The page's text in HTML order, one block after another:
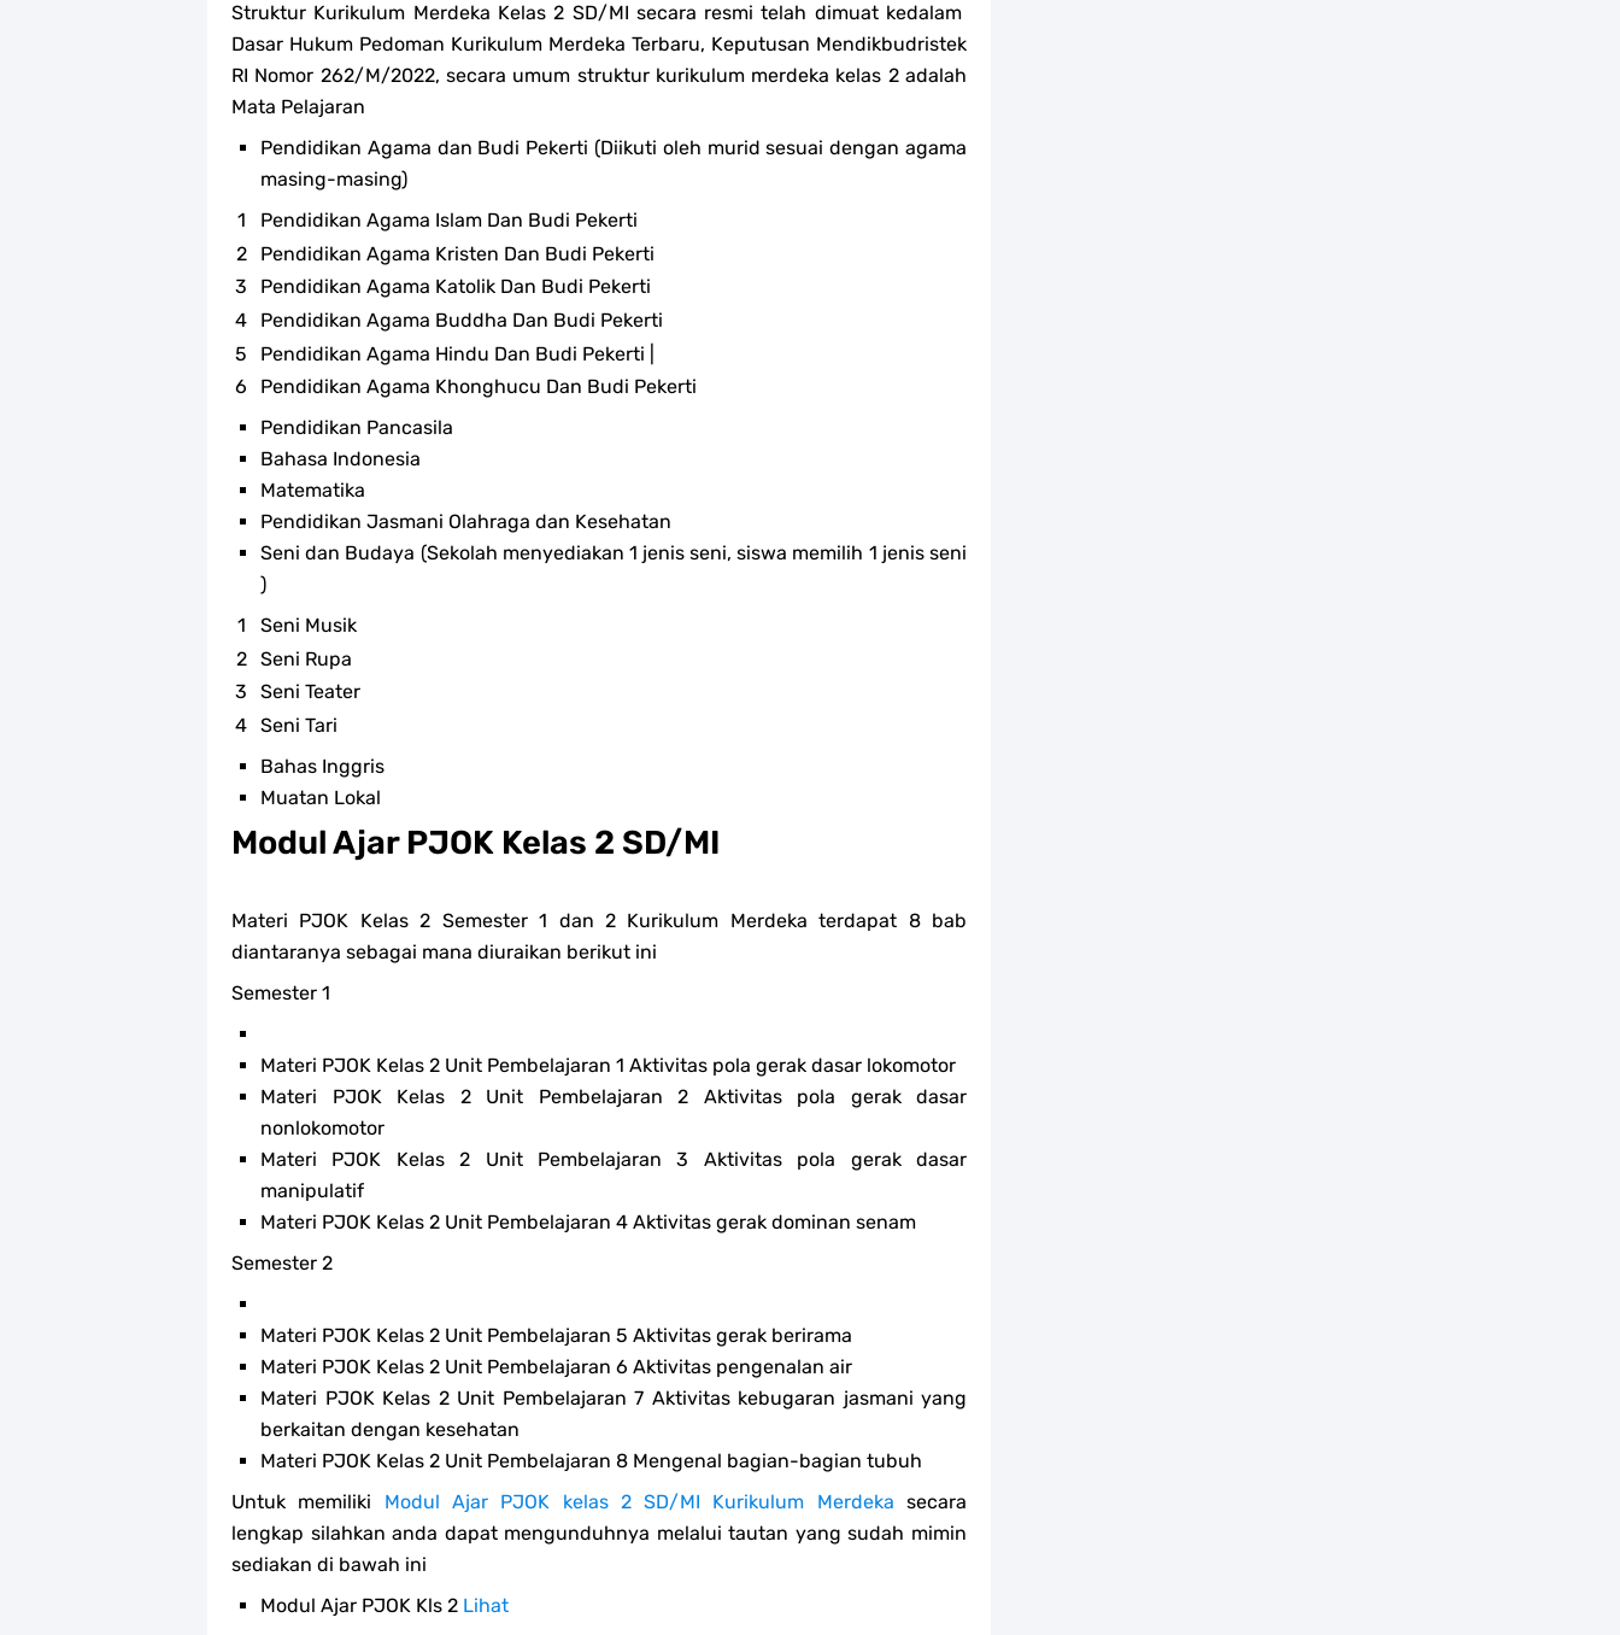
Struktur Kurikulum Merdeka Kelas 2 SD/MI secara resmi telah dimuat kedalam
Dasar Hukum Pedoman Kurikulum Merdeka Terbaru, Keputusan Mendikbudristek
RI Nomor 262/M/2022, secara umum struktur kurikulum merdeka kelas 2 adalah
Mata Pelajaran
Pendidikan Agama dan Budi Pekerti (Diikuti oleh murid sesuai dengan agama
masing-masing)
Pendidikan Agama Islam Dan Budi Pekerti
Pendidikan Agama Kristen Dan Budi Pekerti
Pendidikan Agama Katolik Dan Budi Pekerti
Pendidikan Agama Buddha Dan Budi Pekerti
Pendidikan Agama Hindu Dan Budi Pekerti |
Pendidikan Agama Khonghucu Dan Budi Pekerti
Pendidikan Pancasila
Bahasa Indonesia
Matematika
Pendidikan Jasmani Olahraga dan Kesehatan
Seni dan Budaya (Sekolah menyediakan 1 jenis seni, siswa memilih 1 jenis seni
)
Seni Musik
Seni Rupa
Seni Teater
Seni Tari
Bahas Inggris
Muatan Lokal
Modul Ajar PJOK Kelas 2 SD/MI
Materi PJOK Kelas 2 Semester 1 dan 2 Kurikulum Merdeka terdapat 8 bab
diantaranya sebagai mana diuraikan berikut ini
Semester 1
Materi PJOK Kelas 2 Unit Pembelajaran 1 Aktivitas pola gerak dasar lokomotor
Materi PJOK Kelas 2 Unit Pembelajaran 2 Aktivitas pola gerak dasar
nonlokomotor
Materi PJOK Kelas 2 Unit Pembelajaran 3 Aktivitas pola gerak dasar
manipulatif
Materi PJOK Kelas 2 Unit Pembelajaran 4 Aktivitas gerak dominan senam
Semester 2
Materi PJOK Kelas 2 Unit Pembelajaran 5 Aktivitas gerak berirama
Materi PJOK Kelas 2 Unit Pembelajaran 6 Aktivitas pengenalan air
Materi PJOK Kelas 2 Unit Pembelajaran 7 Aktivitas kebugaran jasmani yang
berkaitan dengan kesehatan
Materi PJOK Kelas 2 Unit Pembelajaran 8 Mengenal bagian-bagian tubuh
Untuk memiliki Modul Ajar PJOK kelas 2 SD/MI Kurikulum Merdeka secara
lengkap silahkan anda dapat mengunduhnya melalui tautan yang sudah mimin
sediakan di bawah ini
Modul Ajar PJOK Kls 2 Lihat